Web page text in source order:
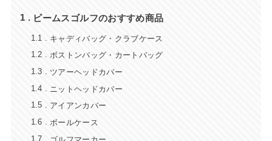
1 ビームスゴルフのおすすめ商品
1.1 キャディバッグ・クラブケース
1.2 ボストンバッグ・カートバッグ
1.3 ツアーヘッドカバー
1.4 ニットヘッドカバー
1.5 アイアンカバー
1.6 ボールケース
1.7